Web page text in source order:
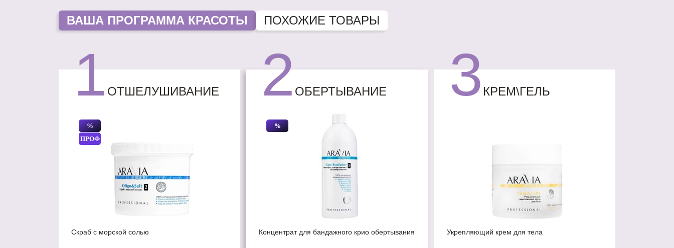
ВАША ПРОГРАММА КРАСОТЫ ПОХОЖИЕ ТОВАРЫ
1ОТШЕЛУШИВАНИЕ
%
ПРОФ
Cкраб с морской солью
2ОБЕРТЫВАНИЕ
%
Концентрат для бандажного крио обертывания
3КРЕМ\ГЕЛЬ
Укрепляющий крем для тела